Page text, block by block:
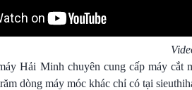
Hải Minh chuyên cung cấp máy
dòng máy móc khác chỉ có tại